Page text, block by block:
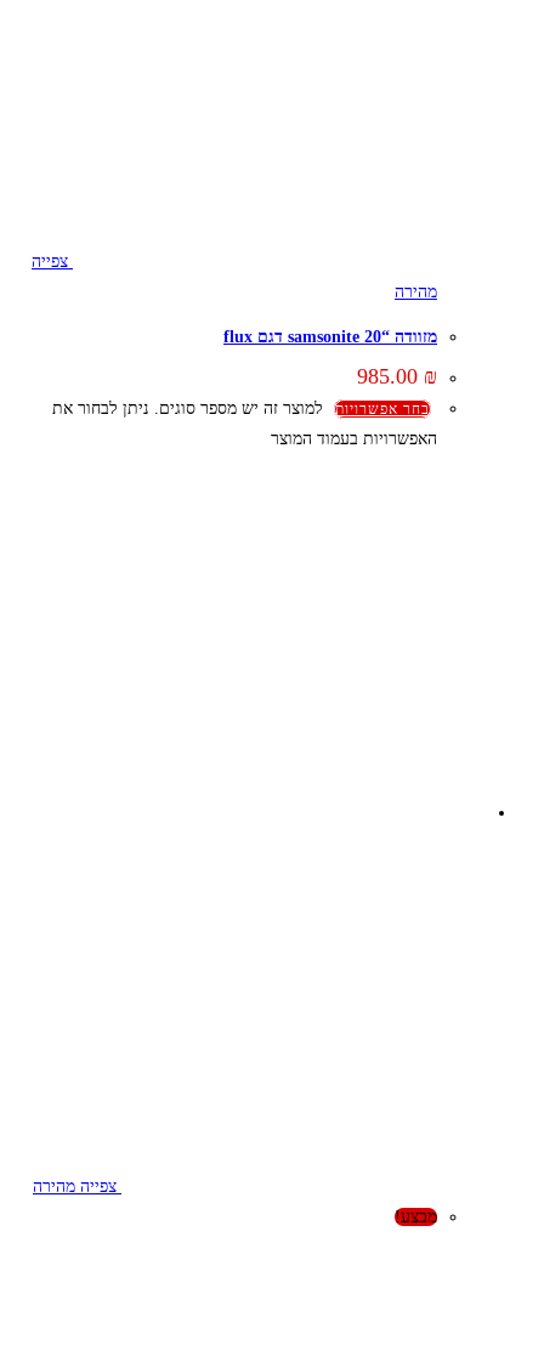
צפייה
מהירה
מזוודה “20 samsonite דגם flux
985.00 ₪
בחר אפשרויות
למוצר זה יש מספר סוגים. ניתן לבחור את
האפשרויות בעמוד המוצר
צפייה מהירה
מבצע!